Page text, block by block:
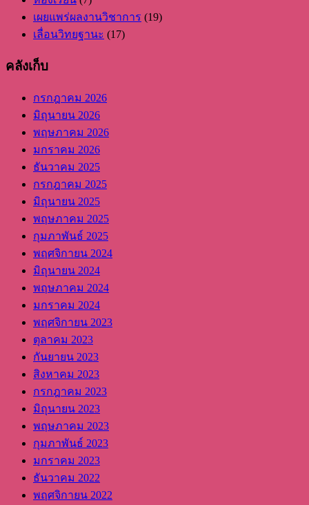
เผยแพร่ผลงานวิชาการ (19)
เลื่อนวิทยฐานะ (17)
คลังเก็บ
กรกฎาคม 2026
มิถุนายน 2026
พฤษภาคม 2026
มกราคม 2026
ธันวาคม 2025
กรกฎาคม 2025
มิถุนายน 2025
พฤษภาคม 2025
กุมภาพันธ์ 2025
พฤศจิกายน 2024
มิถุนายน 2024
พฤษภาคม 2024
มกราคม 2024
พฤศจิกายน 2023
ตุลาคม 2023
กันยายน 2023
สิงหาคม 2023
กรกฎาคม 2023
มิถุนายน 2023
พฤษภาคม 2023
กุมภาพันธ์ 2023
มกราคม 2023
ธันวาคม 2022
พฤศจิกายน 2022